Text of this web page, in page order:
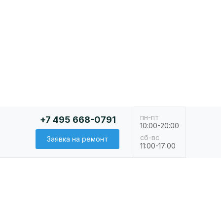
пн-пт
сб-вс
10:00-20:00
11:00-17:00
+7 495 668-0791
Заявка на ремонт